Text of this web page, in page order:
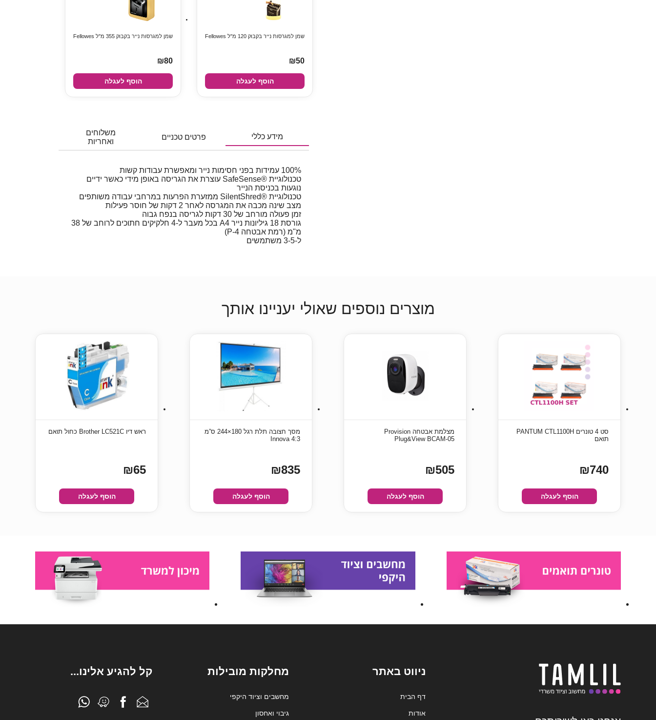
שמן למגרסות נייר בקבוק 120 מ"ל Fellowes
₪50
הוסף לעגלה
שמן למגרסות נייר בקבוק 355 מ"ל Fellowes
₪80
הוסף לעגלה
מידע כללי פרטים טכניים
משלוחים
ואחריות
100% עמידות בפני חסימות נייר ומאפשרת עבודות קשות
טכנולוגיית SafeSense®‎ עוצרת את הגריסה באופן מידי כאשר ידיים
נוגעות בכניסת הנייר
טכנולוגיית SilentShred®‎ ממזערת הפרעות במרחבי עבודה משותפים
מצב שינה מכבה את המגרסה לאחר 2 דקות של חוסר פעילות
זמן פעולה מורחב של 30 דקות לגריסה בנפח גבוה
גורסת 18 גיליונות נייר A4 בכל מעבר ל-4 חלקיקים חתוכים לרוחב של 38
מ"מ (רמת אבטחה P-4)
ל-3-5 משתמשים
מוצרים נוספים שאולי יעניינו אותך
סט 4 טונרים PANTUM CTL1100H
תואם
₪740
הוסף לעגלה
‏מצלמת אבטחה Provision
Plug&View BCAM-05
₪505
הוסף לעגלה
מסך חצובה תלת רגל 180×244 ס”מ
4:3 Innova
₪835
הוסף לעגלה
ראש דיו Brother LC521C כחול תואם
₪65
הוסף לעגלה
ניווט באתר
דף הבית
אודות
מחלקות מובילות
מחשבים וציוד היקפי
גיבוי ואחסון
קל להגיע אלינו...